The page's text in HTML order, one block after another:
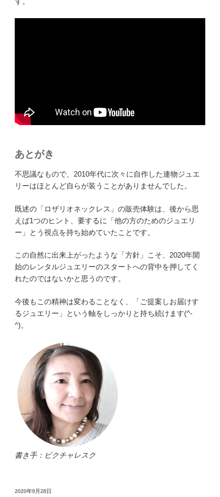
あとがき
不思議なもので、2010年代に次々に自作した連物ジュエ
リーはほとんど自らが装うことがありませんでした。
既述の「ロザリオネックレス」の販売体験は、後から思
えば1つのヒント、要するに「他の方のためのジュエリ
ー」とう視点を持ち始めていたことです。
この自然に出来上がったような「方針」こそ、2020年開
始のレンタルジュエリーのスタートへの背中を押してく
れたのではないかと思うのです。
今後もこの精神は変わることなく、「ご提案しお届けす
るジュエリー」という軸をしっかりと持ち続けます(^-
^)。
書き手：ピクチャレスク
投
2020年9月28日